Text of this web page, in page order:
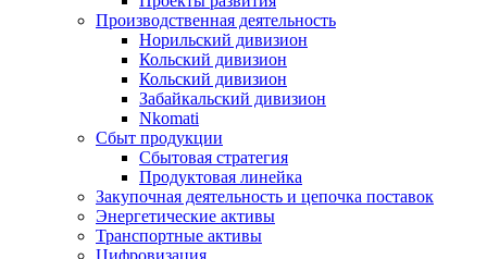
Производственная деятельность
Норильский дивизион
Кольский дивизион
Кольский дивизион
Забайкальский дивизион
Nkomati
Сбыт продукции
Сбытовая стратегия
Продуктовая линейка
Закупочная деятельность и цепочка поставок
Энергетические активы
Транспортные активы
Цифровизация